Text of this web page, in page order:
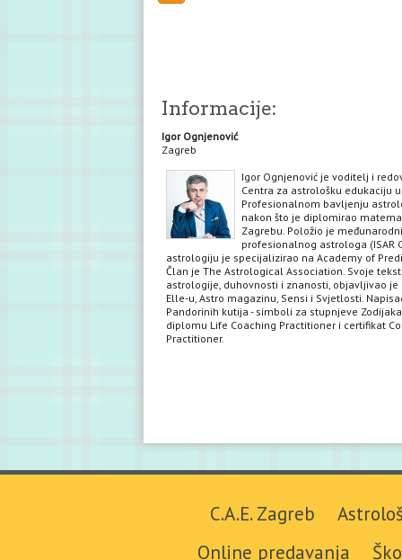
Informacije:
Igor Ognjenović
Zagreb
Igor Ognjenović je voditelj i
Centra za astrološku edukaciju
Profesionalnom bavljenju
nakon što je diplomirao
Zagrebu. Položio je
profesionalnog astrologa (ISAR
astrologiju je specijalizirao na Academy of
Član je The Astrological Association. Svoje
astrologije, duhovnosti i znanosti, objavljivao je
Elle-u, Astro magazinu, Sensi i Svjetlosti.
Pandorinih kutija - simboli za stupnjeve
diplomu Life Coaching Practitioner i certifikat
Practitioner.
C.A.E. Zagreb
Online predavanja